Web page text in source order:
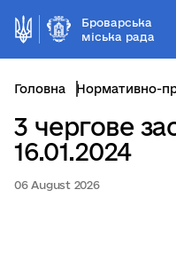
Броварська
міська рада
Головна Нормативно-
3 чергове
16.01.2024
06 August 2026